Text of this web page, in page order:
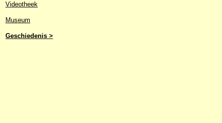
Videotheek
Museum
Geschiedenis >